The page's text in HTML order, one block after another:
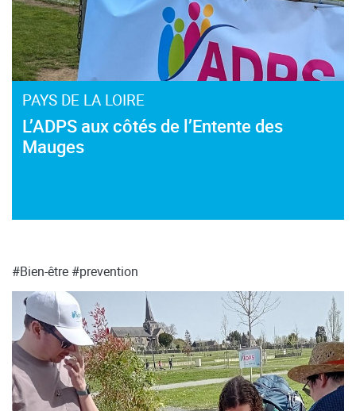
PAYS DE LA LOIRE
L’ADPS aux côtés de l’Entente des
Mauges
#Bien-être #prevention